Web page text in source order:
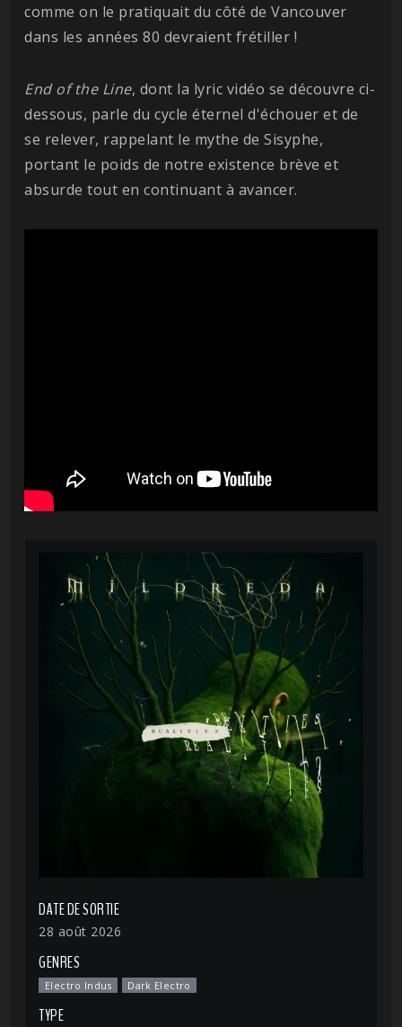
comme on le pratiquait du côté de Vancouver
dans les années 80 devraient frétiller !
End of the Line, dont la lyric vidéo se découvre ci-
dessous, parle du cycle éternel d'échouer et de
se relever, rappelant le mythe de Sisyphe,
portant le poids de notre existence brève et
absurde tout en continuant à avancer.
DATE DE SORTIE
28 août 2026
GENRES
Electro Indus Dark Electro
TYPE